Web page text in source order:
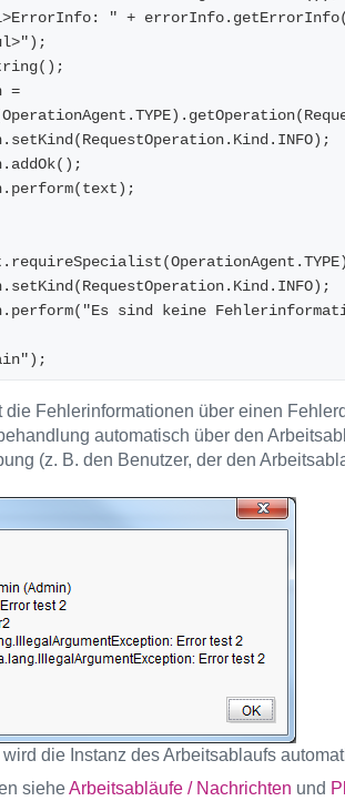
" +
=
sind keine
die Fehlerinformationen über einen
automatisch über den
(z. B. den Benutzer, der den
die Instanz des Arbeitsablaufs
sieheArbeitsabläufe / Nachrichten und